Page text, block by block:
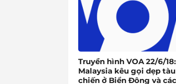
Truyền hình VOA 22/6/18:
Malaysia kêu gọi dẹp tàu
chiến ở Biển Đông và các